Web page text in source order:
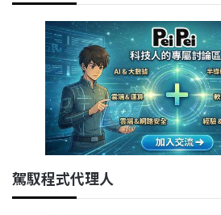
駕馭程式代理人